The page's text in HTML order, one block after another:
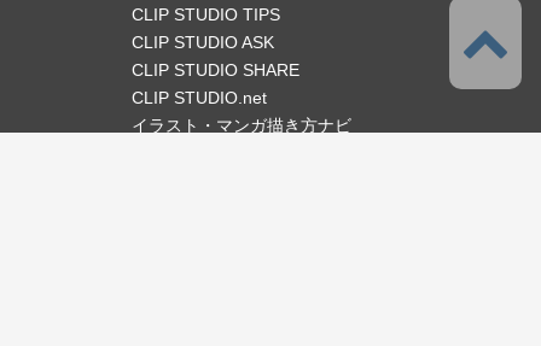
CLIP STUDIO TIPS
CLIP STUDIO ASK
CLIP STUDIO SHARE
CLIP STUDIO.net
イラスト・マンガ描き方ナビ